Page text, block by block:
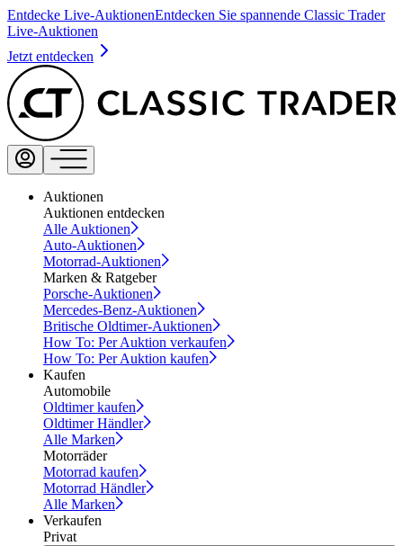
Entdecke Live-AuktionenEntdecken Sie spannende Classic Trader
Live-Auktionen
Jetzt entdecken
Auktionen
Auktionen entdecken
Alle Auktionen
Auto-Auktionen
Motorrad-Auktionen
Marken & Ratgeber
Porsche-Auktionen
Mercedes-Benz-Auktionen
Britische Oldtimer-Auktionen
How To: Per Auktion verkaufen
How To: Per Auktion kaufen
Kaufen
Automobile
Oldtimer kaufen
Oldtimer Händler
Alle Marken
Motorräder
Motorrad kaufen
Motorrad Händler
Alle Marken
Verkaufen
Privat